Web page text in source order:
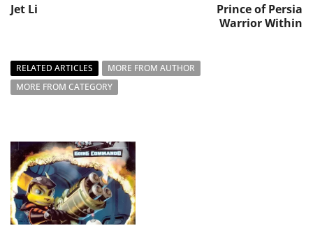
Jet Li
Prince of Persia
Warrior Within
RELATED ARTICLES
MORE FROM AUTHOR
MORE FROM CATEGORY